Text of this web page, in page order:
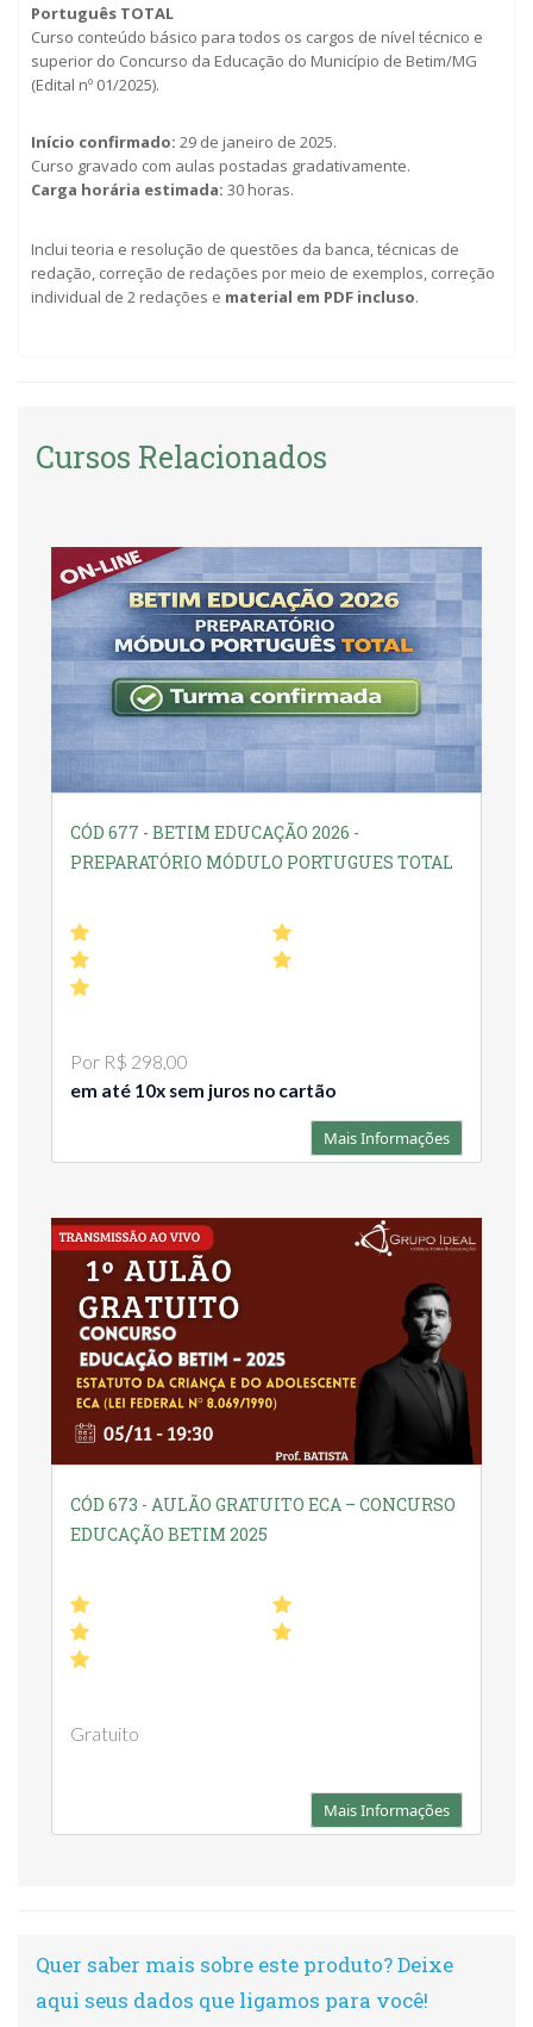
Português TOTAL
Curso conteúdo básico para todos os cargos de nível técnico e
superior do Concurso da Educação do Município de Betim/MG
(Edital nº 01/2025).
Início confirmado: 29 de janeiro de 2025.
Curso gravado com aulas postadas gradativamente.
Carga horária estimada: 30 horas.
Inclui teoria e resolução de questões da banca, técnicas de
redação, correção de redações por meio de exemplos, correção
individual de 2 redações e material em PDF incluso.
Cursos Relacionados
CÓD 677 - BETIM EDUCAÇÃO 2026 -
PREPARATÓRIO MÓDULO PORTUGUES TOTAL
Por R$ 298,00
em até 10x sem juros no cartão
Mais Informações
CÓD 673 - AULÃO GRATUITO ECA – CONCURSO
EDUCAÇÃO BETIM 2025
Gratuito
Mais Informações
Quer saber mais sobre este produto? Deixe
aqui seus dados que ligamos para você!